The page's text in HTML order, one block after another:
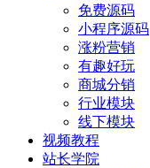
免费源码
小程序源码
涨粉营销
有趣好玩
商城分销
行业模块
线下模块
视频教程
站长学院